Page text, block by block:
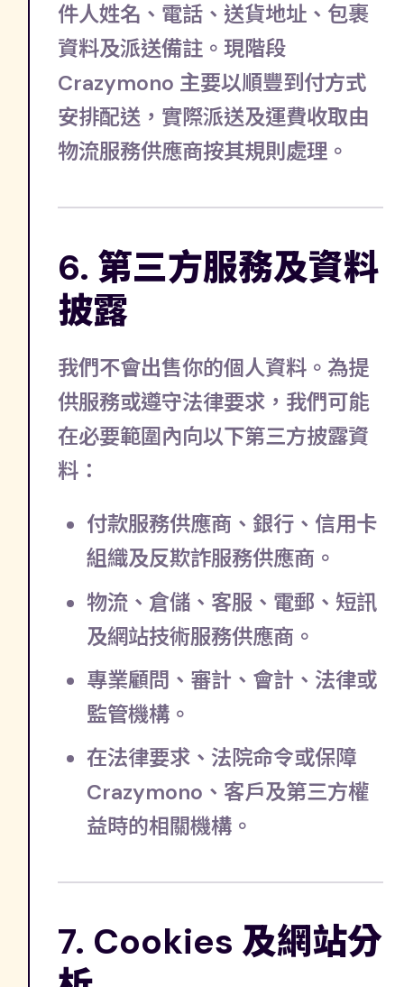
件人姓名、電話、送貨地址、包裹
資料及派送備註。現階段
Crazymono 主要以順豐到付方式
安排配送，實際派送及運費收取由
物流服務供應商按其規則處理。
6. 第三方服務及資料
披露
我們不會出售你的個人資料。為提
供服務或遵守法律要求，我們可能
在必要範圍內向以下第三方披露資
料：
付款服務供應商、銀行、信用卡
組織及反欺詐服務供應商。
物流、倉儲、客服、電郵、短訊
及網站技術服務供應商。
專業顧問、審計、會計、法律或
監管機構。
在法律要求、法院命令或保障
Crazymono、客戶及第三方權
益時的相關機構。
7. Cookies 及網站分